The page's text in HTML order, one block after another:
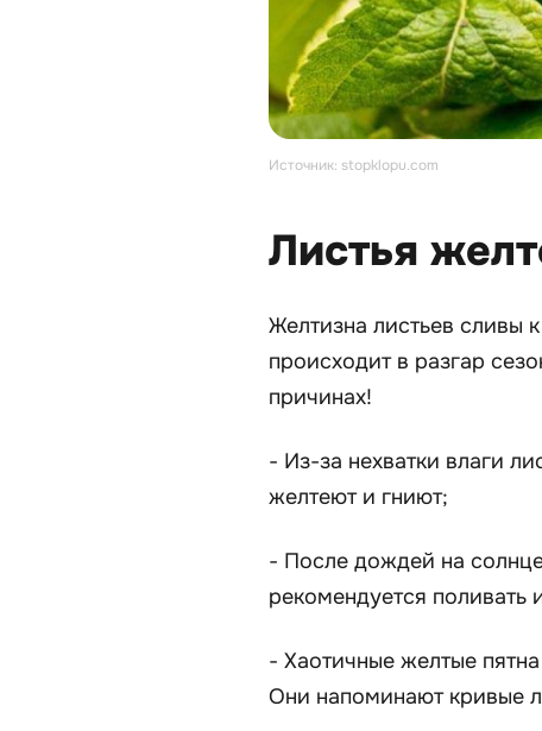
Источник: stopklopu.com
Листья
Желтизна листьев сливы
происходит в разгар
причинах!
- Из-за нехватки влаги
желтеют и гниют;
- После дождей на
рекомендуется поливать
- Хаотичные желтые
Они напоминают кривые